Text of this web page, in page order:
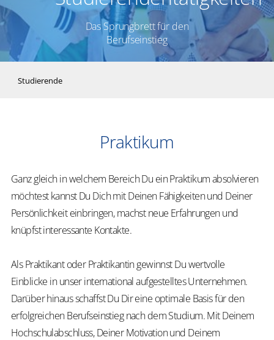
Blog
Das Sprungbrett für den
Berufseinstieg
Studierende
Praktikum
Ganz gleich in welchem Bereich Du ein Praktikum absolvieren
möchtest kannst Du Dich mit Deinen Fähigkeiten und Deiner
Persönlichkeit einbringen, machst neue Erfahrungen und
knüpfst interessante Kontakte.
Als Praktikant oder Praktikantin gewinnst Du wertvolle
Einblicke in unser international aufgestelltes Unternehmen.
Darüber hinaus schaffst Du Dir eine optimale Basis für den
erfolgreichen Berufseinstieg nach dem Studium. Mit Deinem
Hochschulabschluss, Deiner Motivation und Deinem